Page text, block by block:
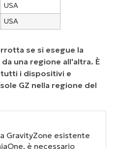
USA
USA
se si esegue la
una regione all'altra. È
i dispositivi e
GZ nella regione del
GravityZone esistente
è necessario